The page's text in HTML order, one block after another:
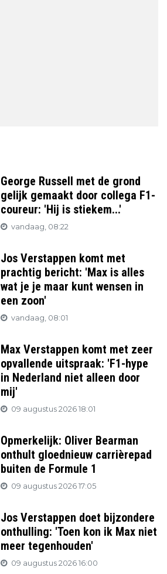
George Russell met de grond
gelijk gemaakt door collega F1-
coureur: 'Hij is stiekem...'
vandaag, 08:22
Jos Verstappen komt met
prachtig bericht: 'Max is alles
wat je je maar kunt wensen in
een zoon'
vandaag, 08:01
Max Verstappen komt met zeer
opvallende uitspraak: 'F1-hype
in Nederland niet alleen door
mij'
09 augustus 2026 18:01
Opmerkelijk: Oliver Bearman
onthult gloednieuw carrièrepad
buiten de Formule 1
09 augustus 2026 17:05
Jos Verstappen doet bijzondere
onthulling: 'Toen kon ik Max niet
meer tegenhouden'
09 augustus 2026 16:00